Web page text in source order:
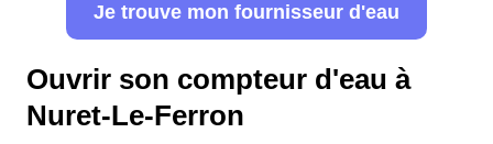
Je trouve mon fournisseur d'eau
Ouvrir son compteur d'eau à
Nuret-Le-Ferron